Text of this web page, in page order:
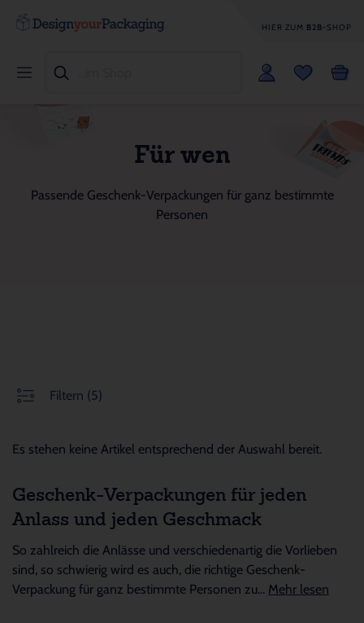
HIER ZUM B2B-SHOP
Für wen
Passende Geschenk-Verpackungen für ganz bestimmte
Personen
Filtern (5)
Es stehen keine Artikel entsprechend der Auswahl bereit.
Geschenk-Verpackungen für jeden
Anlass und jeden Geschmack
So zahlreich die Anlässe und verschiedenartig die Vorlieben
sind, so schwierig wird es auch, die richtige Geschenk-
Verpackung für ganz bestimmte Personen zu... Mehr lesen